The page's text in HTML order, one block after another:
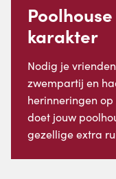
karakter
Nodig je
zwempartij en
herinneringen
doet jouw
gezellige extra